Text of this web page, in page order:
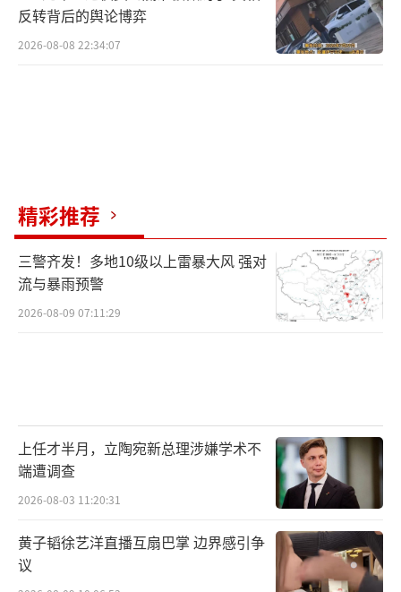
反转背后的舆论博弈
2026-08-08 22:34:07
精彩推荐
三警齐发！多地10级以上雷暴大风 强对
流与暴雨预警
2026-08-09 07:11:29
上任才半月，立陶宛新总理涉嫌学术不
端遭调查
2026-08-03 11:20:31
黄子韬徐艺洋直播互扇巴掌 边界感引争
议